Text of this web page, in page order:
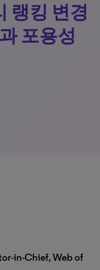
랭킹 변경
포용성
in-Chief, Web of